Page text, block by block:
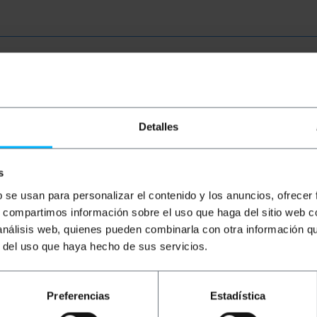
Detalles
usan para personalizar el contenido y los anuncios,
información sobre el uso que haga del sitio web
web, quienes pueden combinarla con otra información
uso que haya hecho de sus servicios.
Preferencias Estadística
Cua SC a UPC
simplex monomode 9/125
0,9 mm d'2 m
Abraçadora de
clau per cable rodó 6 mm
paquet de 20 unitats blanc